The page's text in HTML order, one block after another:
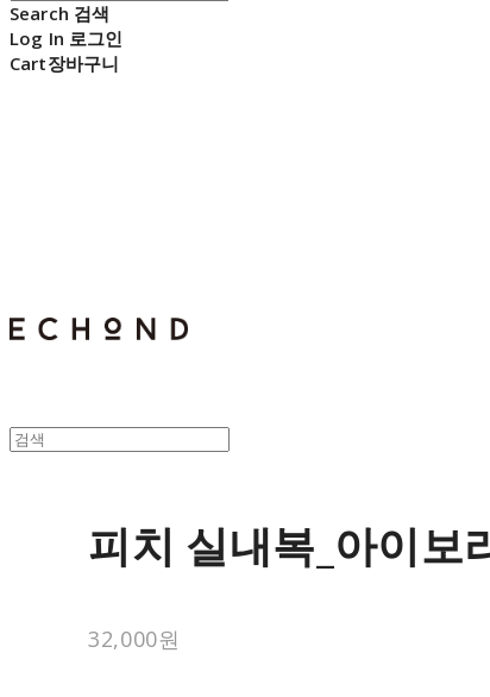
Search 검색
Log In 로그인
Cart장바구니
피치 실내복_아이보
32,000원